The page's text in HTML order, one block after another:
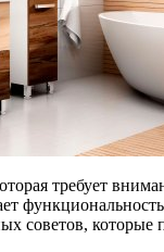
требует
советов,